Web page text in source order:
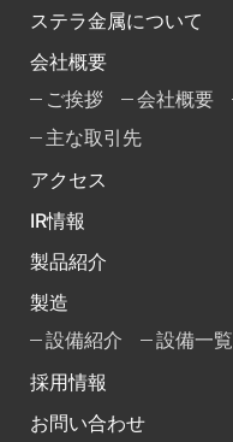
ステラ金属について
会社概要
ご挨拶
会社概要
主な取引先
アクセス
IR情報
製品紹介
製造
設備紹介
設備一覧
採用情報
お問い合わせ